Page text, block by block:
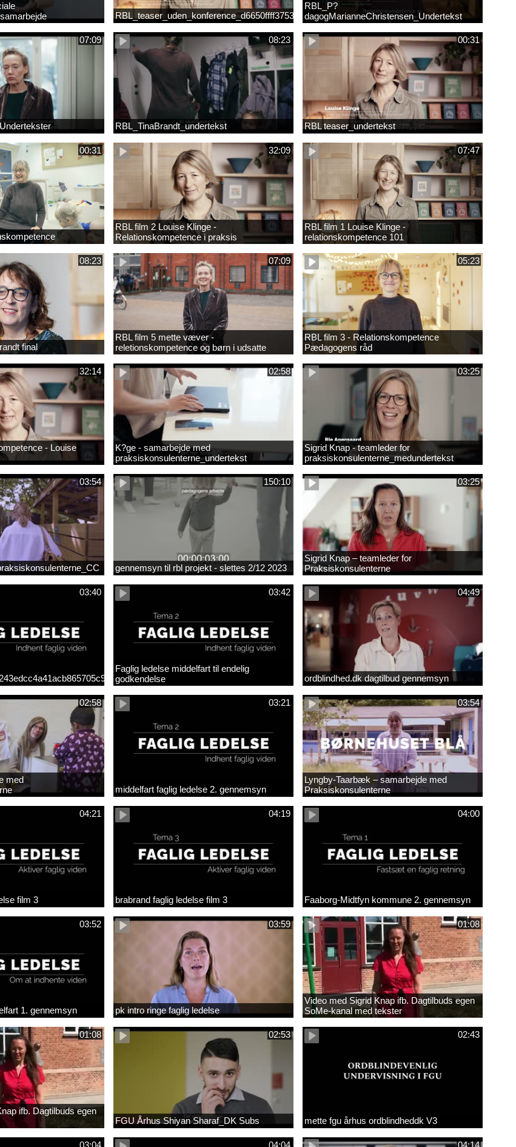
RBL_teaser_uden_konference_d6650ffff3753207c978e298d3eef04f.mp4
RBL_P?
dagogMarianneChristensen_Undertekst
07:09 08:23
RBL_TinaBrandt_undertekst
00:31
RBL teaser_undertekst
00:31 32:09
RBL film 2 Louise Klinge -
Relationskompetence i praksis
07:47
RBL film 1 Louise Klinge -
relationskompetence 101
08:23
final
07:09
RBL film 5 mette væver -
reletionskompetence og børn i udsatte
positioner
05:23
RBL film 3 - Relationskompetence
Pædagogens råd
32:14
- Louise
02:58
K?ge - samarbejde med
praksiskonsulenterne_undertekst
03:25
Sigrid Knap - teamleder for
praksiskonsulenterne_medundertekst
03:54 150:10
gennemsyn til rbl projekt - slettes 2/12 2023
03:25
Sigrid Knap – teamleder for
Praksiskonsulenterne
03:40 03:42
Faglig ledelse middelfart til endelig
godkendelse
04:49
ordblindhed.dk dagtilbud gennemsyn
02:58
med
03:21
middelfart faglig ledelse 2. gennemsyn
03:54
Lyngby-Taarbæk – samarbejde med
Praksiskonsulenterne
04:21
film 3
04:19
brabrand faglig ledelse film 3
04:00
Faaborg-Midtfyn kommune 2. gennemsyn
03:52
1. gennemsyn
03:59
pk intro ringe faglig ledelse
01:08
Video med Sigrid Knap ifb. Dagtilbuds egen
SoMe-kanal med tekster
01:08
ifb. Dagtilbuds egen
02:53
FGU Århus Shiyan Sharaf_DK Subs
02:43
mette fgu århus ordblindheddk V3
03:04 04:04 04:14